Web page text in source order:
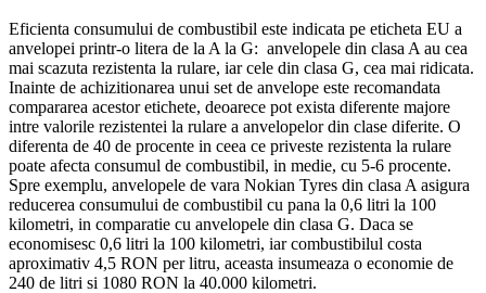
Eficienta consumului de combustibil este indicata pe eticheta EU a
anvelopei printr-o litera de la A la G: anvelopele din clasa A au cea
mai scazuta rezistenta la rulare, iar cele din clasa G, cea mai ridicata.
Inainte de achizitionarea unui set de anvelope este recomandata
compararea acestor etichete, deoarece pot exista diferente majore
intre valorile rezistentei la rulare a anvelopelor din clase diferite. O
diferenta de 40 de procente in ceea ce priveste rezistenta la rulare
poate afecta consumul de combustibil, in medie, cu 5-6 procente.
Spre exemplu, anvelopele de vara Nokian Tyres din clasa A asigura
reducerea consumului de combustibil cu pana la 0,6 litri la 100
kilometri, in comparatie cu anvelopele din clasa G. Daca se
economisesc 0,6 litri la 100 kilometri, iar combustibilul costa
aproximativ 4,5 RON per litru, aceasta insumeaza o economie de
240 de litri si 1080 RON la 40.000 kilometri.